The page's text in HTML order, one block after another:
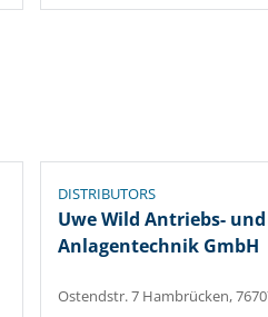
DISTRIBUTORS
Uwe Wild Antriebs- und
Anlagentechnik GmbH
Ostendstr. 7 Hambrücken,